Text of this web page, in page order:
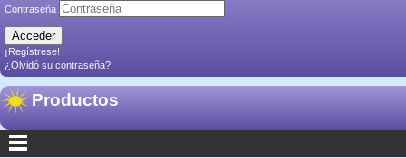
Contraseña
¡Regístrese!
¿Olvidó su contraseña?
Productos